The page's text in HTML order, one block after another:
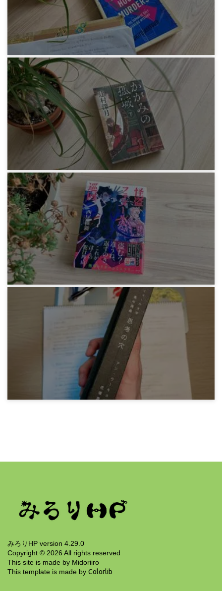
1年前
Yukihiko Ayatsuji - THE DECAGON HOUSE
MURDERS
1年前
感想文
辻村深月『かがみの孤城』
1年前
感想文
西尾維新『怪盗フラヌールの巡回』
2年前
みろりHP version 4.29.0
Copyright © 2026 All rights reserved
This site is made by Midoriiro
This template is made by Colorlib